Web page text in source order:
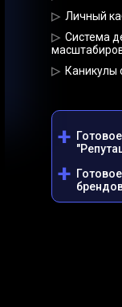
▷Личный
▷Система
▷Каникулы
+
+